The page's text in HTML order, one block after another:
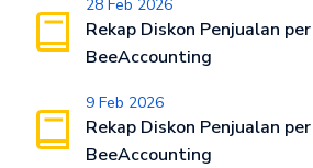
28 Feb 2026
Rekap Diskon Penjualan
BeeAccounting
9 Feb 2026
Rekap Diskon Penjualan
BeeAccounting